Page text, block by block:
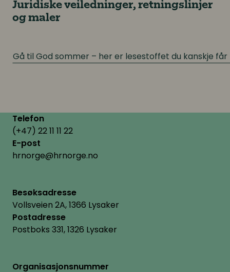
Juridiske veiledninger, retningslinjer
og maler
Gå til God sommer – her er lesestoffet du kanskje får
Telefon
(+47) 22 11 11 22
E-post
hrnorge@hrnorge.no
Besøksadresse
Vollsveien 2A, 1366 Lysaker
Postadresse
Postboks 331, 1326 Lysaker
Organisasjonsnummer